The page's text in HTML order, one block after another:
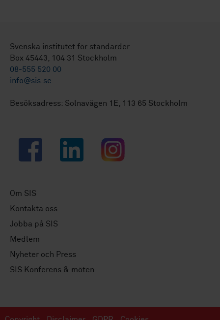
Svenska institutet för standarder
Box 45443, 104 31 Stockholm
08-555 520 00
info@sis.se
Besöksadress: Solnavägen 1E, 113 65 Stockholm
Facebook LinkedIn Instagram
Om SIS
Kontakta oss
Jobba på SIS
Medlem
Nyheter och Press
SIS Konferens & möten